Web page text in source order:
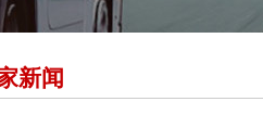
新闻